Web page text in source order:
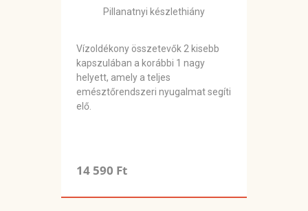
Pillanatnyi készlethiány
Vízoldékony összetevők 2 kisebb
kapszulában a korábbi 1 nagy
helyett, amely a teljes
emésztőrendszeri nyugalmat segíti
elő.
14 590 Ft